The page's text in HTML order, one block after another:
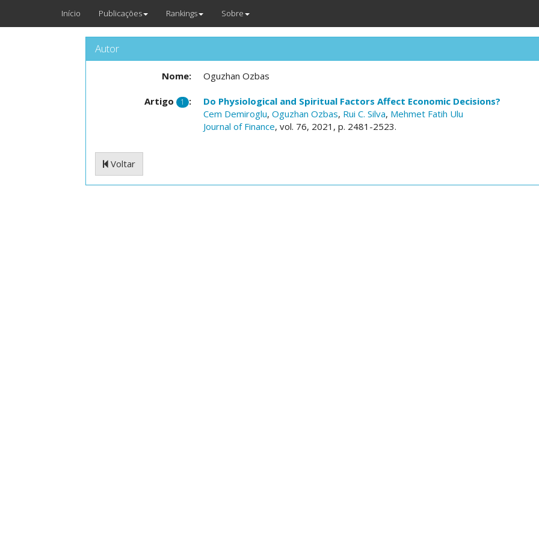
Início Publicações Rankings Sobre
Autor
Nome: Oguzhan Ozbas
Artigo 1 :
Do Physiological and Spiritual Factors Affect Economic Decisions?
Cem Demiroglu, Oguzhan Ozbas, Rui C. Silva, Mehmet Fatih Ulu
Journal of Finance, vol. 76, 2021, p. 2481-2523.
Voltar